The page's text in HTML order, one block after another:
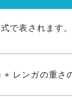
で表されます。
レンガの重さ